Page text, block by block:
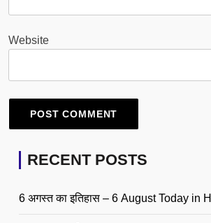
Website
RECENT POSTS
6 अगस्त का इतिहास – 6 August Today in